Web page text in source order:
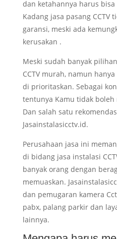
dan ketahannya harus
Kadang jasa pasang
garansi, meski ada
kerusakan .
Meski sudah banyak
CCTV murah, namun
di prioritaskan. Sebagai
tentunya Kamu tidak
Dan salah satu
Jasainstalasicctv.id.
Perusahaan jasa ini
di bidang jasa instalasi
banyak orang dengan
memuaskan.
dan pemugaran kamera
pabx, palang parkir dan
lainnya.